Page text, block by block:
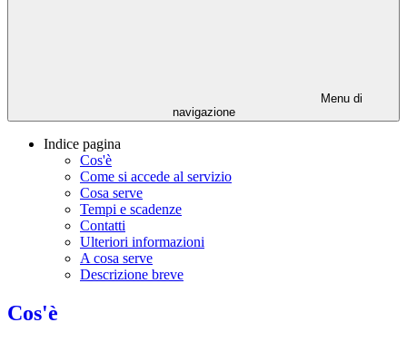
Menu di
navigazione
Indice pagina
Cos'è
Come si accede al servizio
Cosa serve
Tempi e scadenze
Contatti
Ulteriori informazioni
A cosa serve
Descrizione breve
Cos'è